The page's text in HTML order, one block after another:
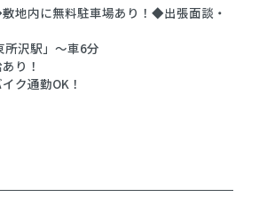
地内に無料駐車場あり！◆出張面談・
所沢駅」～車6分
り！
ク通勤OK！